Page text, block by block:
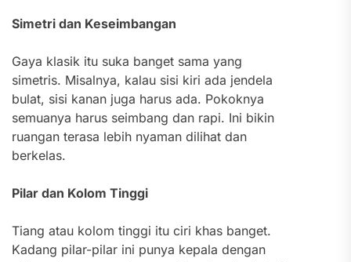
Simetri dan Keseimbangan
Gaya klasik itu suka banget sama yang
simetris. Misalnya, kalau sisi kiri ada jendela
bulat, sisi kanan juga harus ada. Pokoknya
semuanya harus seimbang dan rapi. Ini bikin
ruangan terasa lebih nyaman dilihat dan
berkelas.
Pilar dan Kolom Tinggi
Tiang atau kolom tinggi itu ciri khas banget.
Kadang pilar-pilar ini punya kepala dengan